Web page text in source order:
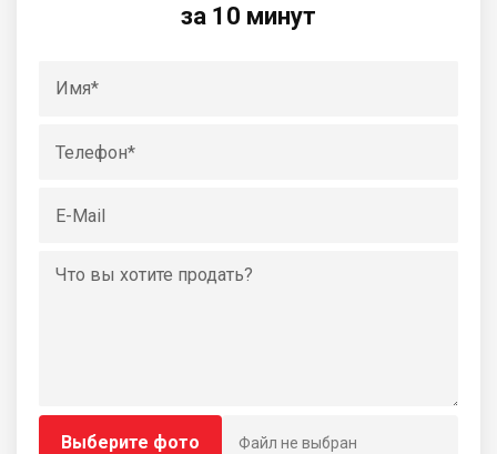
за 10 минут
Выберите фото Файл не выбран